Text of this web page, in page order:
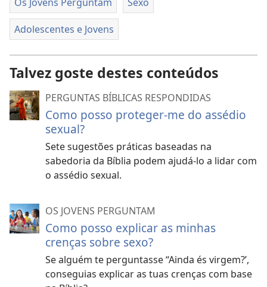
Adolescentes e Jovens
Talvez goste destes conteúdos
PERGUNTAS BÍBLICAS RESPONDIDAS
Como posso proteger-me do assédio
sexual?
Sete sugestões práticas baseadas na
sabedoria da Bíblia podem ajudá-lo a lidar com
o assédio sexual.
OS JOVENS PERGUNTAM
Como posso explicar as minhas
crenças sobre sexo?
Se alguém te perguntasse “Ainda és virgem?’,
conseguias explicar as tuas crenças com base